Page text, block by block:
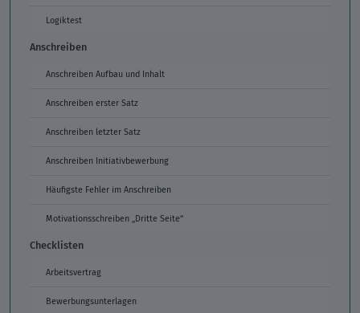
Logiktest
Anschreiben
Anschreiben Aufbau und Inhalt
Anschreiben erster Satz
Anschreiben letzter Satz
Anschreiben Initiativbewerbung
Häufigste Fehler im Anschreiben
Motivationsschreiben „Dritte Seite“
Checklisten
Arbeitsvertrag
Bewerbungsunterlagen